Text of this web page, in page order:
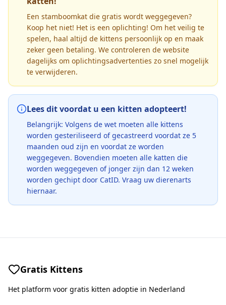
Een stamboomkat die gratis wordt weggegeven?
Koop het niet! Het is een oplichting! Om het veilig te
spelen, haal altijd de kittens persoonlijk op en maak
zeker geen betaling. We controleren de website
dagelijks om oplichtingsadvertenties zo snel mogelijk
te verwijderen.
Lees dit voordat u een kitten adopteert!
Belangrijk: Volgens de wet moeten alle kittens
worden gesteriliseerd of gecastreerd voordat ze 5
maanden oud zijn en voordat ze worden
weggegeven. Bovendien moeten alle katten die
worden weggegeven of jonger zijn dan 12 weken
worden gechipt door CatID. Vraag uw dierenarts
hiernaar.
Gratis Kittens
Het platform voor gratis kitten adoptie in Nederland